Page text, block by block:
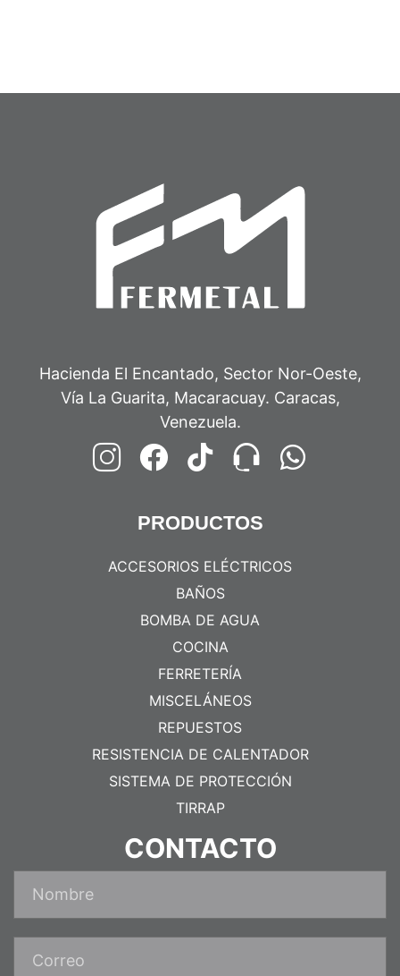
Hacienda El Encantado, Sector Nor-Oeste,
Vía La Guarita, Macaracuay. Caracas,
Venezuela.
PRODUCTOS
ACCESORIOS ELÉCTRICOS
BAÑOS
BOMBA DE AGUA
COCINA
FERRETERÍA
MISCELÁNEOS
REPUESTOS
RESISTENCIA DE CALENTADOR
SISTEMA DE PROTECCIÓN
TIRRAP
CONTACTO